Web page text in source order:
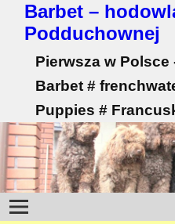
Barbet –
Podduchownej
Pierwsza w
Barbet #
Puppies #